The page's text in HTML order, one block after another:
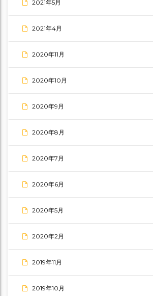
2021年5月
2021年4月
2020年11月
2020年10月
2020年9月
2020年8月
2020年7月
2020年6月
2020年5月
2020年2月
2019年11月
2019年10月